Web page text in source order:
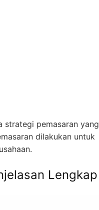
strategi pemasaran yang
dilakukan untuk
Lengkap